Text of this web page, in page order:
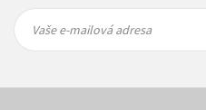
mailová
mailová
Vaše e-mailová adresa